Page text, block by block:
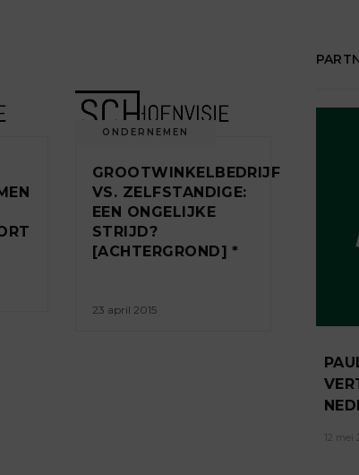
ONDERNEMEN
GROOTWINKELBEDRIJF
VS. ZELFSTANDIGE:
EEN ONGELIJKE
STRIJD?
[ACHTERGROND] *
23 april 2015
12 mei